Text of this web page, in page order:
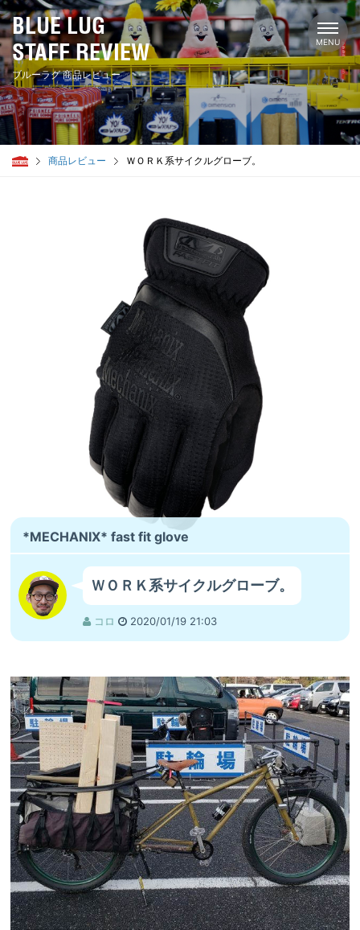
BLUE LUG
STAFF REVIEW
ブルーラグ 商品レビュー
商品レビュー ＷＯＲＫ系サイクルグローブ。
*MECHANIX* fast fit glove
ＷＯＲＫ系サイクルグローブ。
コロ 2020/01/19 21:03
STAFF
ミンミン
谷ファン サンタ 一周
トミー カリカリ
アゼ
オンラインストア
ウエンツ
縫製チーム
MAX アンちゃん